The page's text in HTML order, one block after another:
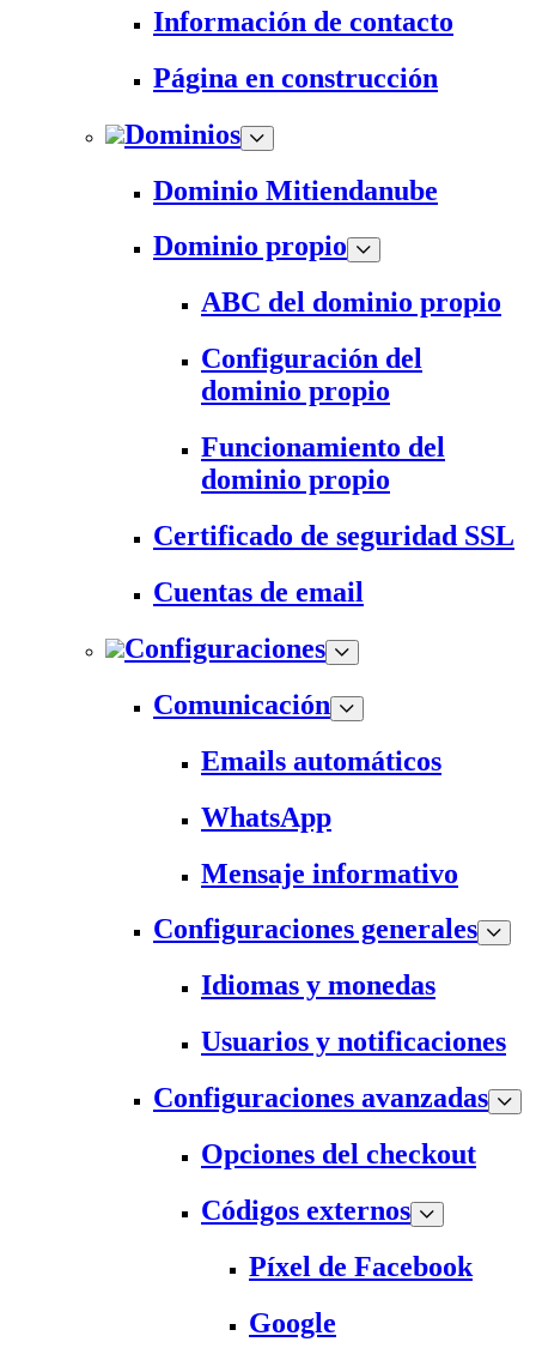
Información de contacto
Página en construcción
Dominios
Dominio Mitiendanube
Dominio propio
ABC del dominio propio
Configuración del
dominio propio
Funcionamiento del
dominio propio
Certificado de seguridad SSL
Cuentas de email
Configuraciones
Comunicación
Emails automáticos
WhatsApp
Mensaje informativo
Configuraciones generales
Idiomas y monedas
Usuarios y notificaciones
Configuraciones avanzadas
Opciones del checkout
Códigos externos
Píxel de Facebook
Google